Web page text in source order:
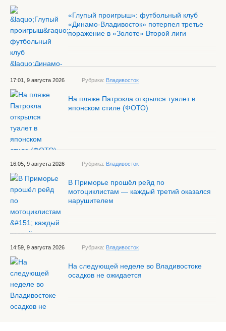
«Глупый проигрыш»: футбольный клуб
«Динамо-Владивосток» потерпел третье
поражение в «Золоте» Второй лиги
17:01, 9 августа 2026 Рубрика: Владивосток
На пляже Патрокла открылся туалет в
японском стиле (ФОТО)
16:05, 9 августа 2026 Рубрика: Владивосток
В Приморье прошёл рейд по
мотоциклистам — каждый третий оказался
нарушителем
14:59, 9 августа 2026 Рубрика: Владивосток
На следующей неделе во Владивостоке
осадков не ожидается